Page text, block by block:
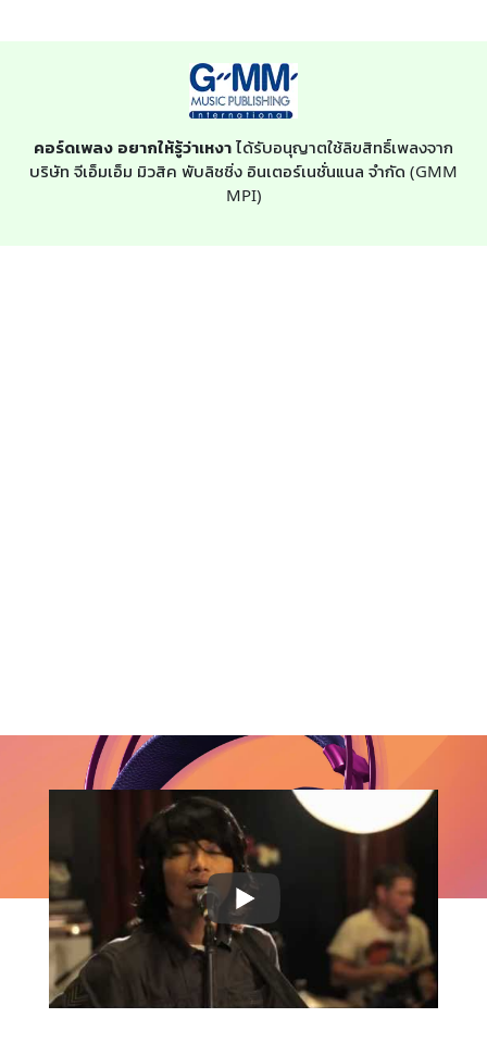
คอร์ดเพลง อยากให้รู้ว่าเหงา ได้รับอนุญาตใช้ลิขสิทธิ์เพลงจาก
บริษัท จีเอ็มเอ็ม มิวสิค พับลิชชิ่ง อินเตอร์เนชั่นแนล จำกัด (GMM
MPI)